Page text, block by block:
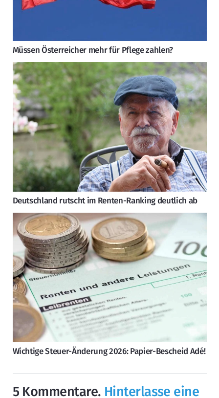
Müssen Österreicher mehr für Pflege zahlen?
Deutschland rutscht im Renten-Ranking deutlich ab
Wichtige Steuer-Änderung 2026: Papier-Bescheid Adé!
5 Kommentare. Hinterlasse eine